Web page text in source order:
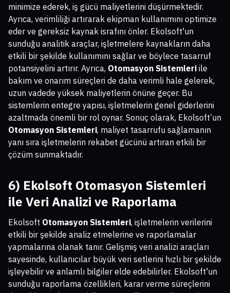
minimize ederek, iş gücü maliyetlerini düşürmektedir.
Ayrıca, verimliliği artırarak ekipman kullanımını optimize
eder ve gereksiz kaynak israfını önler. Ekolsoft'un
sunduğu analitik araçlar, işletmelere kaynakların daha
etkili bir şekilde kullanımını sağlar ve böylece tasarruf
potansiyelini artırır. Ayrıca, Otomasyon Sistemleri ile
bakım ve onarım süreçleri de daha verimli hale gelerek,
uzun vadede yüksek maliyetlerin önüne geçer. Bu
sistemlerin entegre yapısı, işletmelerin genel giderlerini
azaltmada önemli bir rol oynar. Sonuç olarak, Ekolsoft’un
Otomasyon Sistemleri, maliyet tasarrufu sağlamanın
yanı sıra işletmelerin rekabet gücünü artıran etkili bir
çözüm sunmaktadır.
6) Ekolsoft Otomasyon Sistemleri
ile Veri Analizi ve Raporlama
Ekolsoft Otomasyon Sistemleri, işletmelerin verilerini
etkili bir şekilde analiz etmelerine ve raporlamalar
yapmalarına olanak tanır. Gelişmiş veri analizi araçları
sayesinde, kullanıcılar büyük veri setlerini hızlı bir şekilde
işleyebilir ve anlamlı bilgiler elde edebilirler. Ekolsoft'un
sunduğu raporlama özellikleri, karar verme süreçlerini